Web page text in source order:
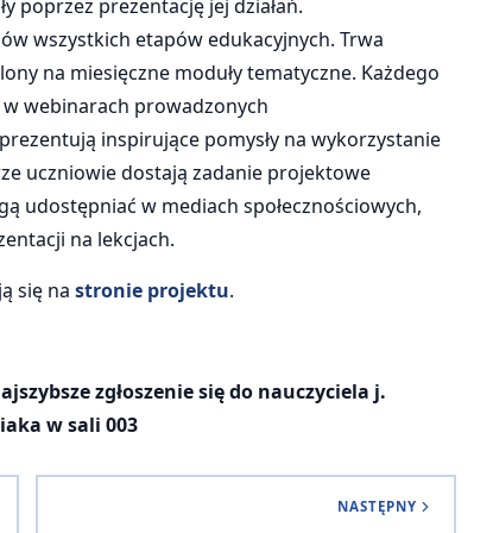
poprzez prezentację jej działań.
wszystkich etapów edukacyjnych. Trwa
na miesięczne moduły tematyczne. Każdego
webinarach prowadzonych
inspirujące pomysły na wykorzystanie
uczniowie dostają zadanie projektowe
udostępniać w mediach społecznościowych,
na lekcjach.
się na stronie projektu.
zgłoszenie się do nauczyciela j.
w sali 003
NASTĘPNY